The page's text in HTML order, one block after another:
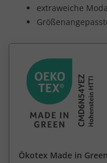
extraweiche
Ökotex Made in Green